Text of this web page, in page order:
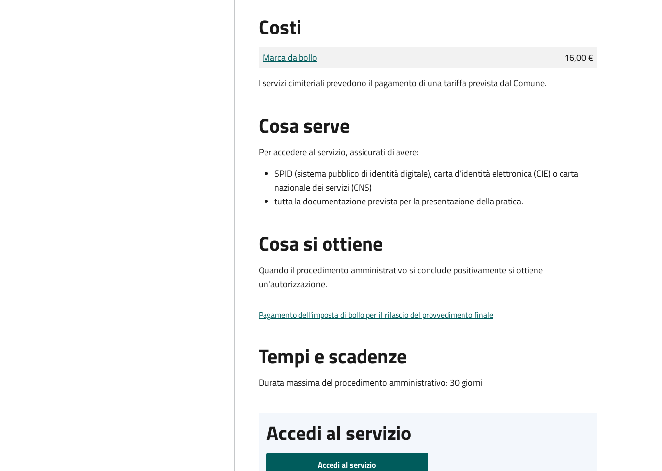
Costi
Tipo di pagamento
Importo
Marca da bollo
16,00 €
I servizi cimiteriali prevedono il pagamento di una tariffa prevista dal Comune.
Cosa serve
Per accedere al servizio, assicurati di avere:
SPID (sistema pubblico di identità digitale), carta d’identità elettronica (CIE) o carta
nazionale dei servizi (CNS)
tutta la documentazione prevista per la presentazione della pratica.
Cosa si ottiene
Quando il procedimento amministrativo si conclude positivamente si ottiene
un'autorizzazione.
Pagamento dell'imposta di bollo per il rilascio del provvedimento finale
Tempi e scadenze
Durata massima del procedimento amministrativo: 30 giorni
Accedi al servizio
Accedi al servizio